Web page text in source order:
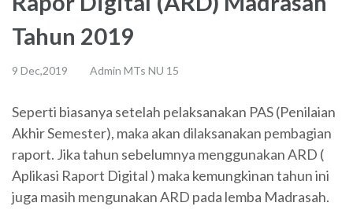
Tahun 2019
9 Dec,2019 Admin MTs NU 15
Seperti biasanya setelah pelaksanakan PAS (Penilaian
Akhir Semester), maka akan dilaksanakan pembagian
raport. Jika tahun sebelumnya menggunakan ARD (
Aplikasi Raport Digital ) maka kemungkinan tahun ini
juga masih mengunakan ARD pada lemba Madrasah.